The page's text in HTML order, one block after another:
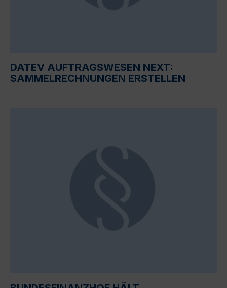
DATEV AUFTRAGSWESEN NEXT:
SAMMELRECHNUNGEN ERSTELLEN